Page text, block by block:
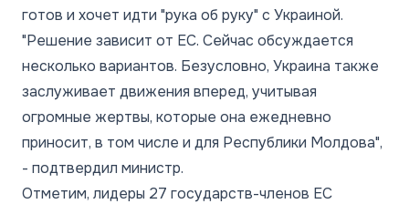
готов и хочет идти "рука об руку" с Украиной.
"Решение зависит от ЕС. Сейчас обсуждается
несколько вариантов. Безусловно, Украина также
заслуживает движения вперед, учитывая
огромные жертвы, которые она ежедневно
приносит, в том числе и для Республики Молдова",
- подтвердил министр.
Отметим, лидеры 27 государств-членов ЕС